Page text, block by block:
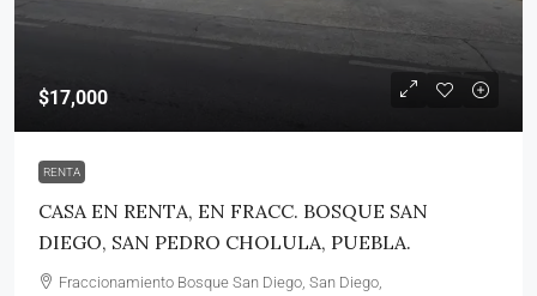
$17,000
RENTA
CASA EN RENTA, EN FRACC. BOSQUE SAN
DIEGO, SAN PEDRO CHOLULA, PUEBLA.
Fraccionamiento Bosque San Diego, San Diego,